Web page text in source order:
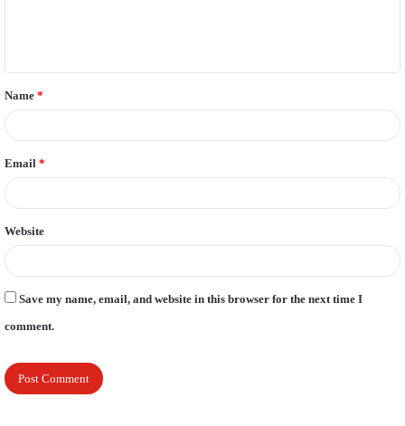
t
*
Name *
Email *
Website
Save my name, email, and website in this browser for the next time I
comment.